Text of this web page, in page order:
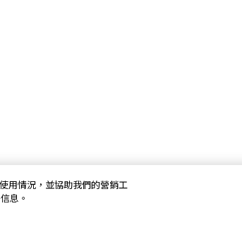
用情況，並協助我們的營銷工
息。